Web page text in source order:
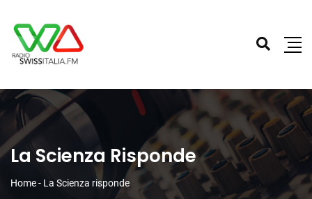
La Scienza Risponde
Home- La Scienza risponde